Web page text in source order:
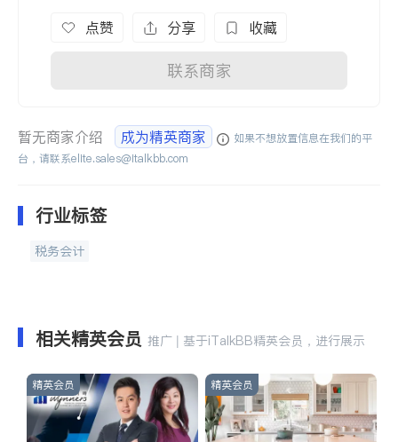
点赞 分享 收藏
联系商家
暂无商家介绍 成为精英商家
如果不想放置信息在我们的平
台，请联系elite.sales@italkbb.com
行业标签
税务会计
相关精英会员 推广 | 基于iTalkBB精英会员，进行展示
精英会员 精英会员